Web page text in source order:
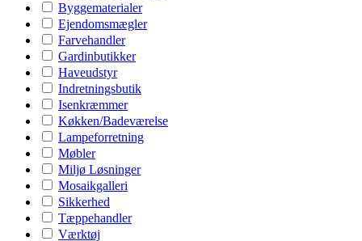
Byggematerialer
Ejendomsmægler
Farvehandler
Gardinbutikker
Haveudstyr
Indretningsbutik
Isenkræmmer
Køkken/Badeværelse
Lampeforretning
Møbler
Miljø Løsninger
Mosaikgalleri
Sikkerhed
Tæppehandler
Værktøj